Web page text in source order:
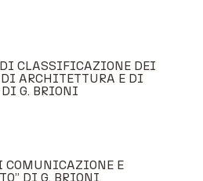
CLASSIFICAZIONE DEI
ARCHITETTURA E DI
G. BRIONI
COMUNICAZIONE E
DI G. BRIONI